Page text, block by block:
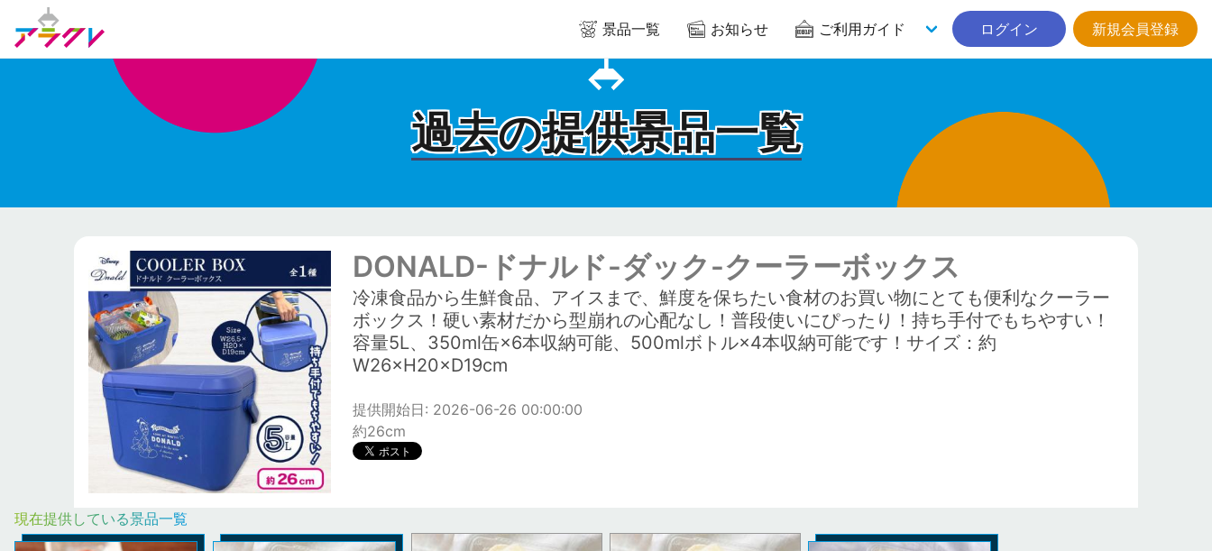
景品一覧 お知らせ ご利用ガイド ログイン 新規会員登録
過去の提供景品一覧
DONALD-ドナルド-ダック-クーラーボックス
冷凍食品から生鮮食品、アイスまで、鮮度を保ちたい食材のお買い物にとても便利なクーラー
ボックス！硬い素材だから型崩れの心配なし！普段使いにぴったり！持ち手付でもちやすい！
容量5L、350ml缶×6本収納可能、500mlボトル×4本収納可能です！サイズ：約
W26×H20×D19cm
提供開始日: 2026-06-26 00:00:00
約26cm
現在提供している景品一覧